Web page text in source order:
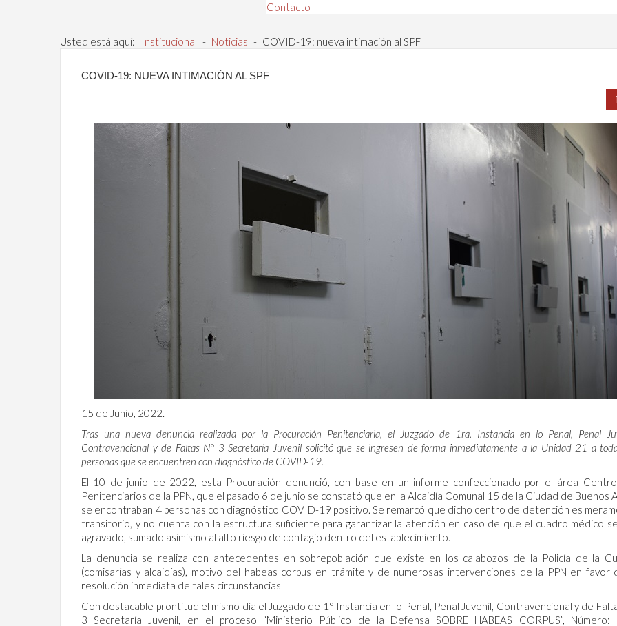
Contacto
Usted está aquí: Institucional - Noticias - COVID-19: nueva intimación al SPF
COVID-19: NUEVA INTIMACIÓN AL SPF
15 de Junio, 2022.
Tras una nueva denuncia realizada por la Procuración Penitenciaria, el Juzgado de 1ra. Instancia en lo Penal, Penal
Contravencional y de Faltas N° 3 Secretaría Juvenil solicitó que se ingresen de forma inmediatamente a la Unidad 21 a
personas que se encuentren con diagnóstico de COVID-19.
El 10 de junio de 2022, esta Procuración denunció, con base en un informe confeccionado por el área
Penitenciarios de la PPN, que el pasado 6 de junio se constató que en la Alcaidía Comunal 15 de la Ciudad de Buenos
se encontraban 4 personas con diagnóstico COVID-19 positivo. Se remarcó que dicho centro de detención es
transitorio, y no cuenta con la estructura suficiente para garantizar la atención en caso de que el cuadro médico
agravado, sumado asimismo al alto riesgo de contagio dentro del establecimiento.
La denuncia se realiza con antecedentes en sobrepoblación que existe en los calabozos de la Policía de la
(comisarías y alcaidías), motivo del habeas corpus en trámite y de numerosas intervenciones de la PPN en favor
resolución inmediata de tales circunstancias
Con destacable prontitud el mismo día el Juzgado de 1° Instancia en lo Penal, Penal Juvenil, Contravencional y de
3 Secretaría Juvenil, en el proceso “Ministerio Público de la Defensa SOBRE HABEAS CORPUS”, Número: